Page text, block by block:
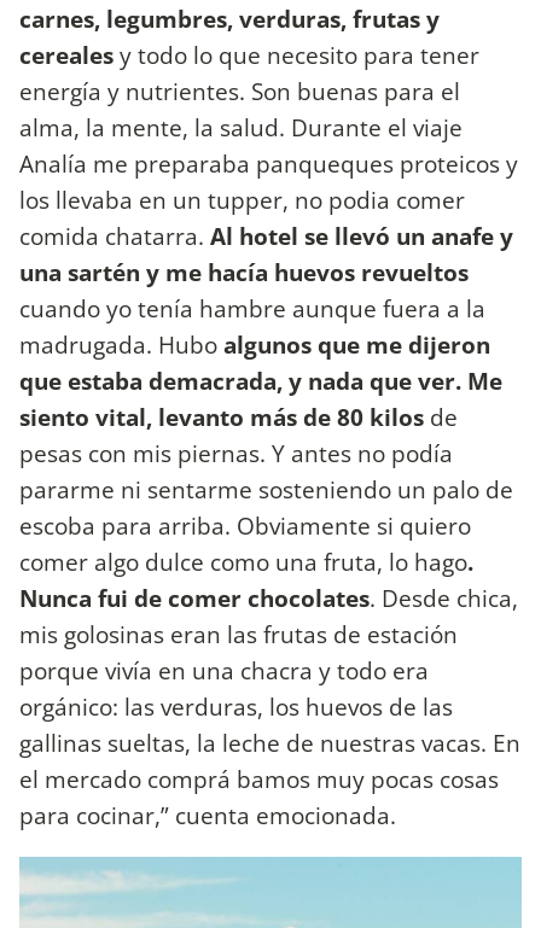
carnes, legumbres, verduras, frutas y
cerealesy todo lo que necesito para tener
energía y nutrientes. Son buenas para el
alma, la mente, la salud. Durante el viaje
Analía me preparaba panqueques proteicos y
los llevaba en un tupper, no podia comer
comida chatarra. Al hotel se llevó un anafe y
una sartén y me hacía huevos revueltos
cuando yo tenía hambre aunque fuera a la
madrugada. Huboalgunos que me dijeron
que estaba demacrada, y nada que ver. Me
siento vital, levanto más de 80 kilos de
pesas con mis piernas. Y antes no podía
pararme ni sentarme sosteniendo un palo de
escoba para arriba. Obviamente si quiero
comer algo dulce como una fruta, lo hago.
Nunca fui de comer chocolates. Desde chica,
mis golosinas eran las frutas de estación
porque vivía en una chacra y todo era
orgánico: las verduras, los huevos de las
gallinas sueltas, la leche de nuestras vacas. En
el mercado comprá bamos muy pocas cosas
para cocinar,” cuenta emocionada.